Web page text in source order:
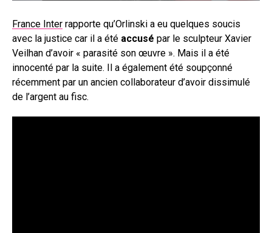
France Inter rapporte qu’Orlinski a eu quelques soucis
avec la justice car il a été accusé par le sculpteur Xavier
Veilhan d’avoir « parasité son œuvre ». Mais il a été
innocenté par la suite. Il a également été soupçonné
récemment par un ancien collaborateur d’avoir dissimulé
de l’argent au fisc.